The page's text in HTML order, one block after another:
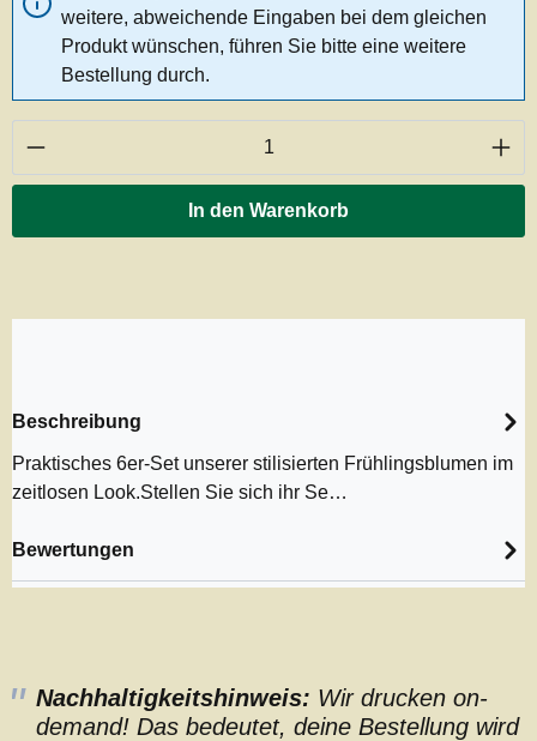
weitere, abweichende Eingaben bei dem gleichen
Produkt wünschen, führen Sie bitte eine weitere
Bestellung durch.
Produkt Anzahl: Gib den gewünschten
In den Warenkorb
Beschreibung
Praktisches 6er-Set unserer stilisierten Frühlingsblumen im
zeitlosen Look.Stellen Sie sich ihr Se…
Bewertungen
Nachhaltigkeitshinweis: Wir drucken on-
demand! Das bedeutet, deine Bestellung wird